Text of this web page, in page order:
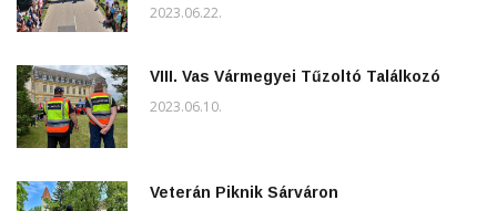
2023.06.22.
VIII. Vas Vármegyei Tűzoltó Találkozó
2023.06.10.
Veterán Piknik Sárváron